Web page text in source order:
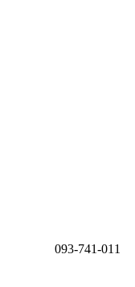
093-741-011